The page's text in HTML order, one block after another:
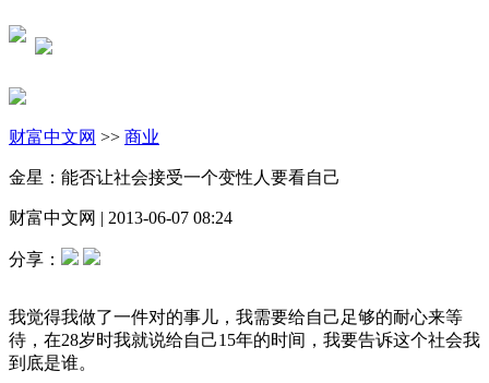
财富中文网 >> 商业
金星：能否让社会接受一个变性人要看自己
财富中文网 | 2013-06-07 08:24
分享：
我觉得我做了一件对的事儿，我需要给自己足够的耐心来等
待，在28岁时我就说给自己15年的时间，我要告诉这个社会我
到底是谁。